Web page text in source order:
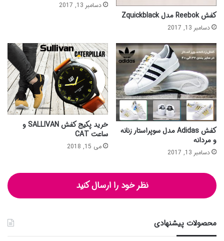
کفش Reebok مدل Zquickblack
دسامبر 13, 2017
دسامبر 13, 2017
کفش Adidas مدل سوپراستار زنانه
و مردانه
دسامبر 13, 2017
خرید پکیج کفش SALLIVAN و
ساعت CAT
می 15, 2018
نظر خود را ارسال کنید
محصولات پیشنهادی